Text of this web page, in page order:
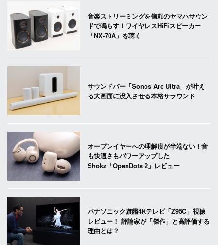
音楽ストリーミングを信頼のヤマハサウン
ドで鳴らす！ワイヤレスHiFiスピーカー
「NX-70A」を聴く
サウンドバー「Sonos Arc Ultra」が叶え
る大画面に没入させる本格サラウンド
オープンイヤーへの理解度が半端ない！音
も快適さもパワーアップした
Shokz「OpenDots 2」レビュー
パナソニック旗艦4Kテレビ「Z95C」視聴
レビュー！ 評論家が「傑作」と高評価する
理由とは？